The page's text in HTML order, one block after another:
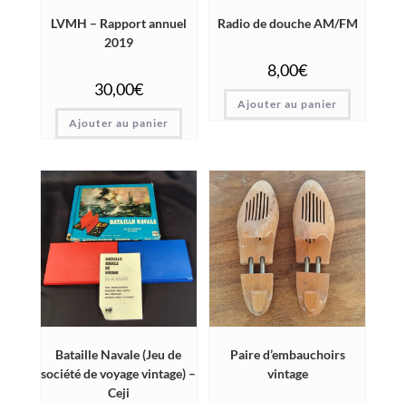
LVMH – Rapport annuel
2019
30,00€
Ajouter au panier
Radio de douche AM/FM
8,00€
Ajouter au panier
Bataille Navale (Jeu de
société de voyage vintage) –
Ceji
Paire d’embauchoirs
vintage